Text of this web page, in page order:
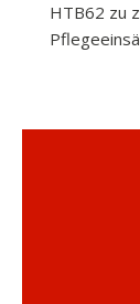
HTB62 zu